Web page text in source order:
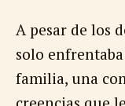
A pesar de los
solo
familia, una